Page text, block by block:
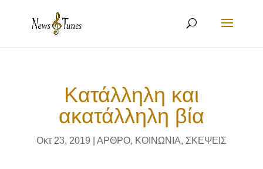
Κατάλληλη και
ακατάλληλη βία
Οκτ 23, 2019 ΑΡΘΡΟ, ΚΟΙΝΩΝΙΑ, ΣΚΕΨΕΙΣ